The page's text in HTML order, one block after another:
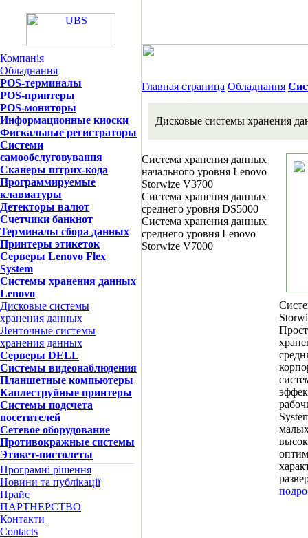
Компанія
Обладнання
POS-терминалы
POS-принтеры
POS-мониторы
Информационные киоски
Фискальные регистраторы
Системи
самообслуговування
Сканеры штрих-кода
Программируемые
клавиатуры
Детекторы валют
Счетчики банкнот
Терминалы сбора данных
Принтеры этикеток
Серверы Lenovo Flex
System
Системы хранения данных
Lenovo
Дисковые системы
хранения данных
Ленточные системы
хранения данных
Серверы DELL
Системы видеонаблюдения
Планшетные компьютеры
Каплеструйные принтеры
Систeмы подсчета
посетителей
Сетевое оборудование
Противокражные системы
Этикет-пистолеты
Програмні рішення
Новини та публікації
Прайс
ПАРТНЕРСТВО
Контакти
Contacts
Главная страница Обладнання
Дисковые системы хранения
Система хранения данных
начального уровня Lenovo
Storwize V3700
Система хранения данных
среднего уровня DS5000
Система хранения данных
среднего уровня Lenovo
Storwize V7000